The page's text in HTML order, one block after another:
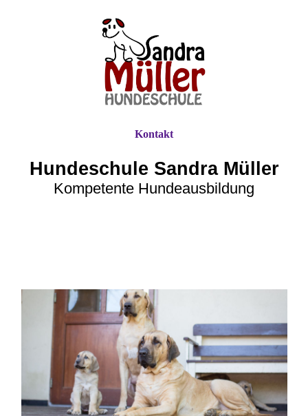
Hundeschule Sandra Müller
Kompetente Hundeausbildung
Kontakt